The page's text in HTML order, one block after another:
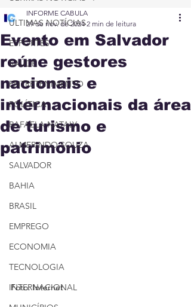
ÚLTIMAS NOTÍCIAS
ESPORTES
SAÚDE
ENTRETENIMENTO
POLÍTICA
RAFAELA NATALY
ALMERINDO SOUZA
SALVADOR
BAHIA
BRASIL
EMPREGO
ECONOMIA
TECNOLOGIA
INTERNACIONAL
Evento em Salvador
reúne gestores
nacionais e
internacionais da área
de turismo e
patrimônio
INFORME CABULA
29 de nov. de 2024 2 min de leitura
Foto: Internet